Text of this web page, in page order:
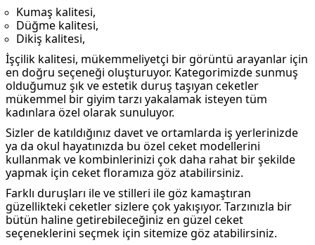
Kumaş kalitesi,
Düğme kalitesi,
Dikiş kalitesi,
İşçilik kalitesi, mükemmeliyetçi bir görüntü arayanlar için
en doğru seçeneği oluşturuyor. Kategorimizde sunmuş
olduğumuz şık ve estetik duruş taşıyan ceketler
mükemmel bir giyim tarzı yakalamak isteyen tüm
kadınlara özel olarak sunuluyor.
Sizler de katıldığınız davet ve ortamlarda iş yerlerinizde
ya da okul hayatınızda bu özel ceket modellerini
kullanmak ve kombinlerinizi çok daha rahat bir şekilde
yapmak için ceket floramıza göz atabilirsiniz.
Farklı duruşları ile ve stilleri ile göz kamaştıran
güzellikteki ceketler sizlere çok yakışıyor. Tarzınızla bir
bütün haline getirebileceğiniz en güzel ceket
seçeneklerini seçmek için sitemize göz atabilirsiniz.